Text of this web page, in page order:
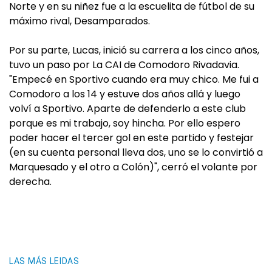
Norte y en su niñez fue a la escuelita de fútbol de su
máximo rival, Desamparados.
Por su parte, Lucas, inició su carrera a los cinco años,
tuvo un paso por La CAI de Comodoro Rivadavia.
"Empecé en Sportivo cuando era muy chico. Me fui a
Comodoro a los 14 y estuve dos años allá y luego
volví a Sportivo. Aparte de defenderlo a este club
porque es mi trabajo, soy hincha. Por ello espero
poder hacer el tercer gol en este partido y festejar
(en su cuenta personal lleva dos, uno se lo convirtió a
Marquesado y el otro a Colón)", cerró el volante por
derecha.
LAS MÁS LEIDAS